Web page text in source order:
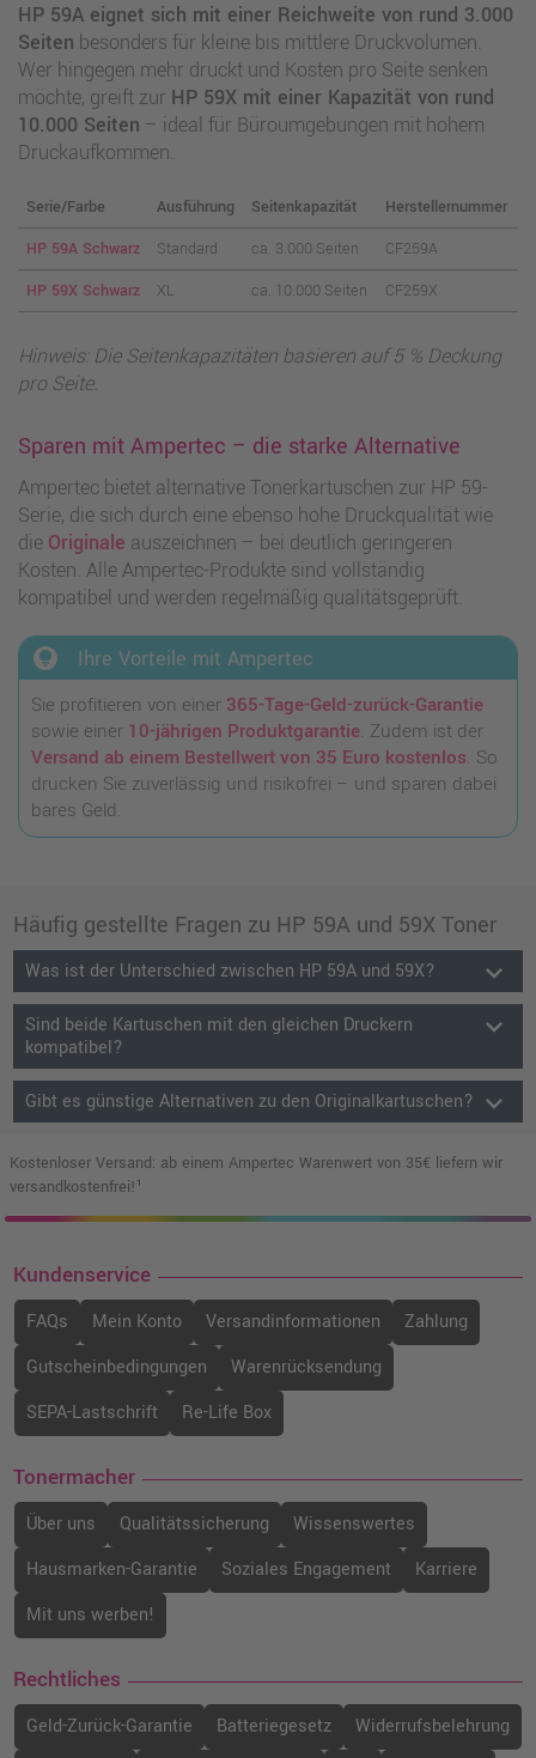
HP 59A eignet sich mit einer Reichweite von rund 3.000
Seiten besonders für kleine bis mittlere Druckvolumen.
Wer hingegen mehr druckt und Kosten pro Seite senken
möchte, greift zur HP 59X mit einer Kapazität von rund
10.000 Seiten – ideal für Büroumgebungen mit hohem
Druckaufkommen.
Serie/Farbe Ausführung Seitenkapazität
Herstellernummer
HP 59A Schwarz
Standard ca. 3.000 Seiten
CF259A
HP 59X Schwarz
XL ca. 10.000 Seiten CF259X
Hinweis: Die Seitenkapazitäten basieren auf 5 % Deckung
pro Seite.
Sparen mit Ampertec – die starke Alternative
Ampertec bietet alternative Tonerkartuschen zur HP 59-
Serie, die sich durch eine ebenso hohe Druckqualität wie
die Originale auszeichnen – bei deutlich geringeren
Kosten. Alle Ampertec-Produkte sind vollständig
kompatibel und werden regelmäßig qualitätsgeprüft.
lightbulb_circle Ihre Vorteile mit Ampertec
Sie profitieren von einer 365-Tage-Geld-zurück-Garantie
sowie einer 10-jährigen Produktgarantie. Zudem ist der
Versand ab einem Bestellwert von 35 Euro kostenlos. So
drucken Sie zuverlässig und risikofrei – und sparen dabei
bares Geld.
Häufig gestellte Fragen zu HP 59A und 59X Toner
Was ist der Unterschied zwischen HP 59A und 59X? keyboard_arrow_down
Sind beide Kartuschen mit den gleichen Druckern
kompatibel?
keyboard_arrow_down
Gibt es günstige Alternativen zu den Originalkartuschen? keyboard_arrow_down
Kostenloser Versand: ab einem Ampertec Warenwert von 35€ liefern wir
versandkostenfrei!¹
Kundenservice
FAQs Mein Konto Versandinformationen
Zahlung
Gutscheinbedingungen
Warenrücksendung
SEPA-Lastschrift
Re-Life Box
Tonermacher
Über uns Qualitätssicherung
Wissenswertes
Hausmarken-Garantie
Soziales Engagement
Karriere
Mit uns werben!
Rechtliches
Geld-Zurück-Garantie Batteriegesetz
Widerrufsbelehrung